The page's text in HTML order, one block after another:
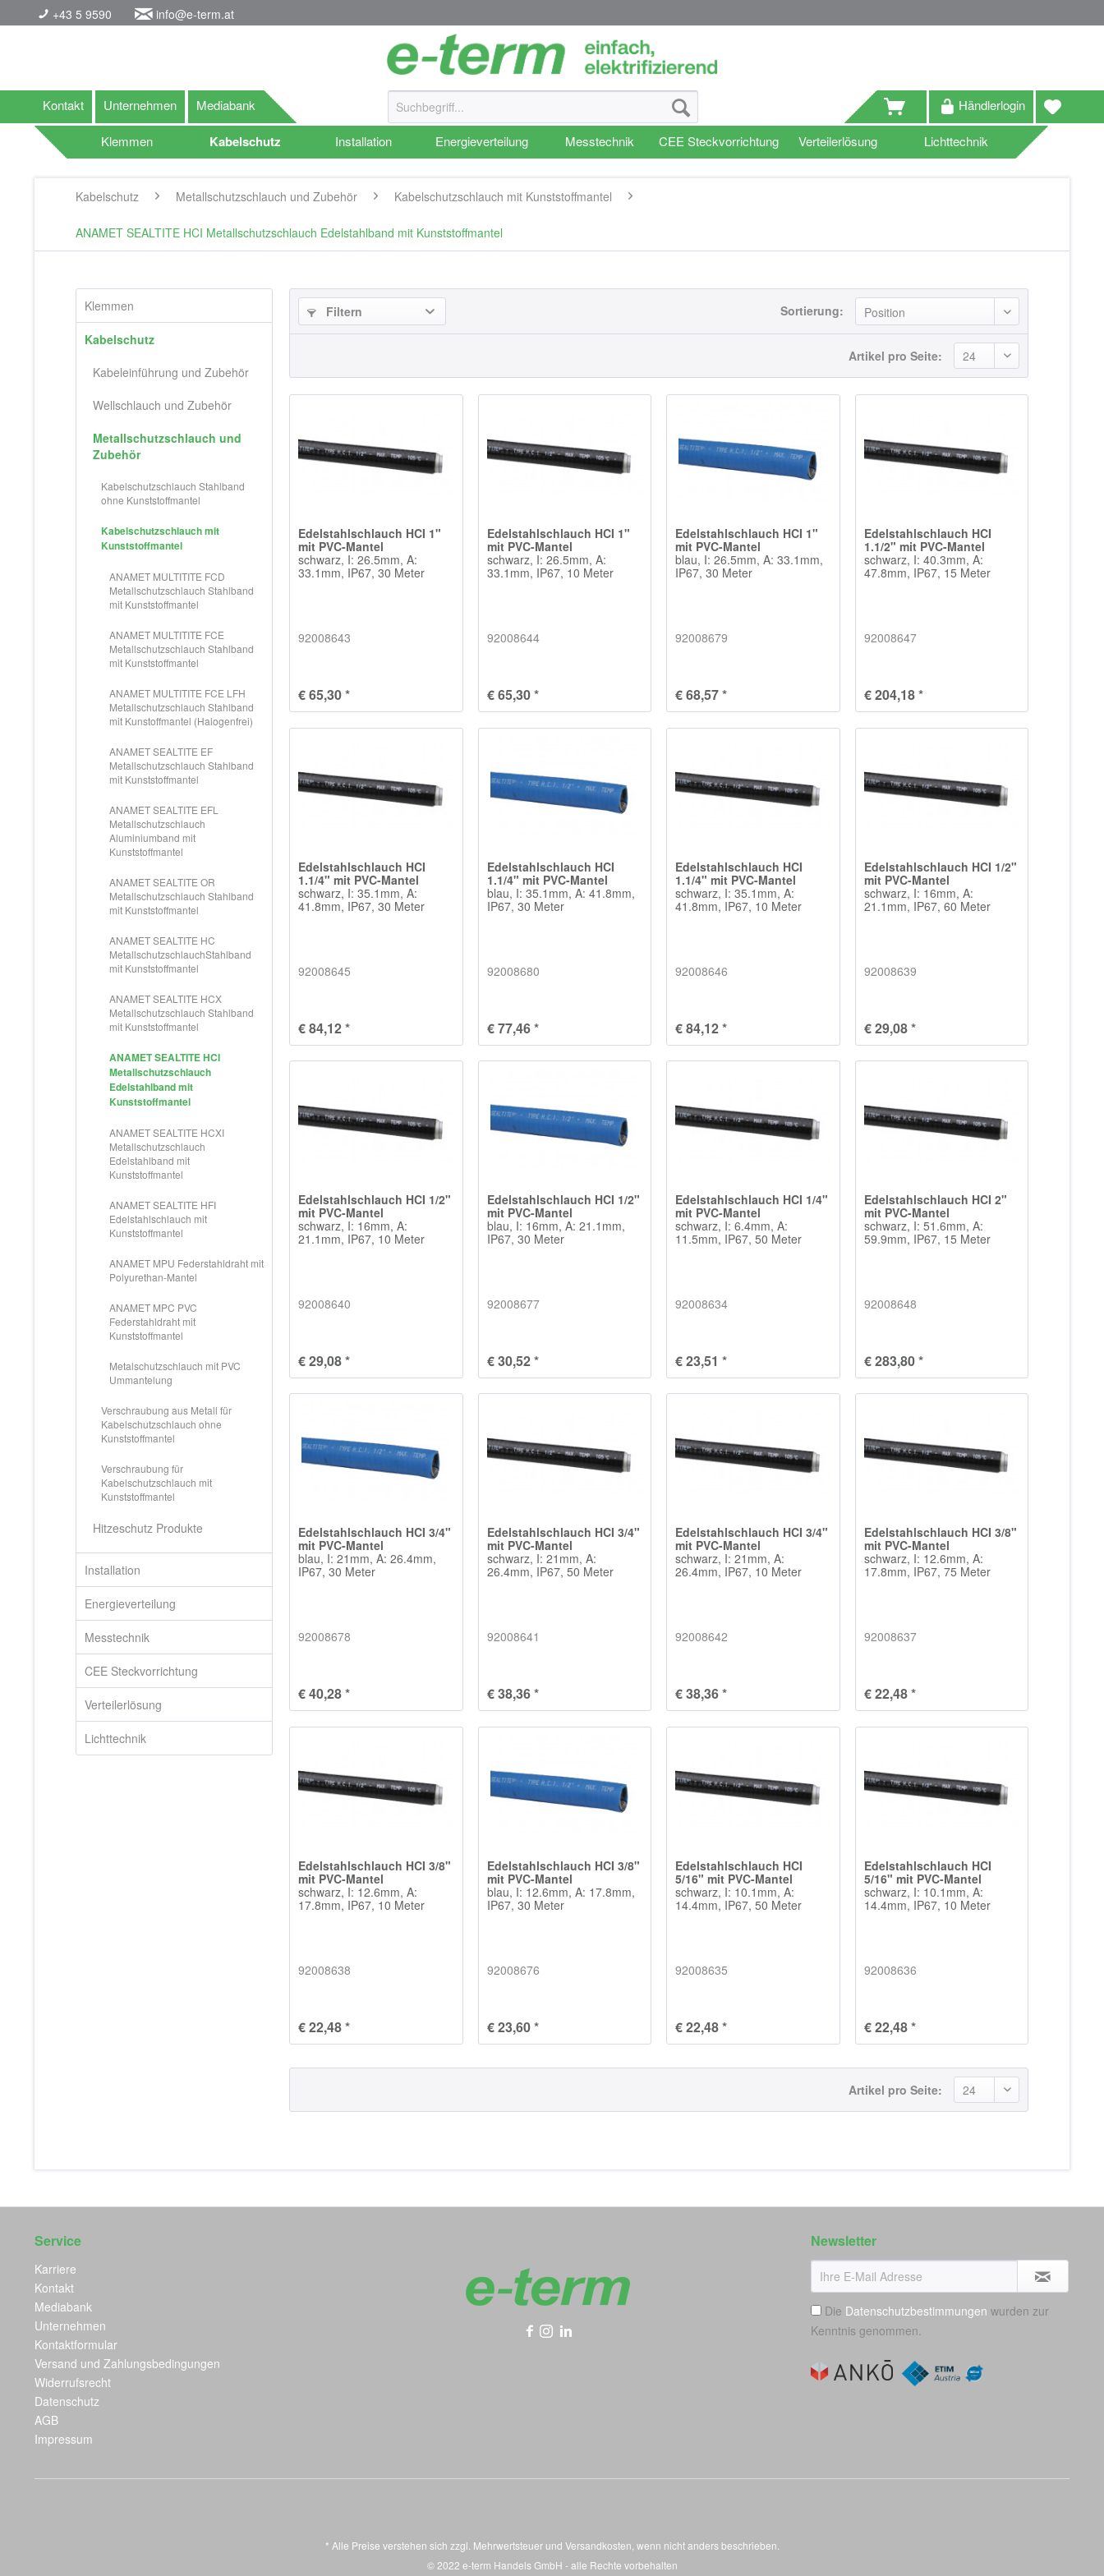
+43 5 9590 info@e-term.at
Kontakt Unternehmen Mediabank Händlerlogin
Klemmen Kabelschutz Installation Energieverteilung Messtechnik CEE Steckvorrichtung Verteilerlösung Lichttechnik
Kabelschutz Metallschutzschlauch und Zubehör Kabelschutzschlauch mit Kunststoffmantel
ANAMET SEALTITE HCI Metallschutzschlauch Edelstahlband mit Kunststoffmantel
Klemmen
Kabelschutz
Kabeleinführung und Zubehör
Wellschlauch und Zubehör
Metallschutzschlauch und
Zubehör
Kabelschutzschlauch Stahlband
ohne Kunststoffmantel
Kabelschutzschlauch mit
Kunststoffmantel
ANAMET MULTITITE FCD
Metallschutzschlauch Stahlband
mit Kunststoffmantel
ANAMET MULTITITE FCE
Metallschutzschlauch Stahlband
mit Kunststoffmantel
ANAMET MULTITITE FCE LFH
Metallschutzschlauch Stahlband
mit Kunstoffmantel (Halogenfrei)
ANAMET SEALTITE EF
Metallschutzschlauch Stahlband
mit Kunststoffmantel
ANAMET SEALTITE EFL
Metallschutzschlauch
Aluminiumband mit
Kunststoffmantel
ANAMET SEALTITE OR
Metallschutzschlauch Stahlband
mit Kunststoffmantel
ANAMET SEALTITE HC
MetallschutzschlauchStahlband
mit Kunststoffmantel
ANAMET SEALTITE HCX
Metallschutzschlauch Stahlband
mit Kunststoffmantel
ANAMET SEALTITE HCI
Metallschutzschlauch
Edelstahlband mit
Kunststoffmantel
ANAMET SEALTITE HCXI
Metallschutzschlauch
Edelstahlband mit
Kunststoffmantel
ANAMET SEALTITE HFI
Edelstahlschlauch mit
Kunststoffmantel
ANAMET MPU Federstahldraht mit
Polyurethan-Mantel
ANAMET MPC PVC
Federstahldraht mit
Kunststoffmantel
Metalschutzschlauch mit PVC
Ummantelung
Verschraubung aus Metall für
Kabelschutzschlauch ohne
Kunststoffmantel
Verschraubung für
Kabelschutzschlauch mit
Kunststoffmantel
Hitzeschutz Produkte
Installation
Energieverteilung
Messtechnik
CEE Steckvorrichtung
Verteilerlösung
Lichttechnik
Filtern Sortierung:
Artikel pro Seite:
Edelstahlschlauch HCI 1"
mit PVC-Mantel
schwarz, I: 26.5mm, A:
33.1mm, IP67, 30 Meter
92008643
€ 65,30 *
Edelstahlschlauch HCI 1"
mit PVC-Mantel
schwarz, I: 26.5mm, A:
33.1mm, IP67, 10 Meter
92008644
€ 65,30 *
Edelstahlschlauch HCI 1"
mit PVC-Mantel
blau, I: 26.5mm, A: 33.1mm,
IP67, 30 Meter
92008679
€ 68,57 *
Edelstahlschlauch HCI
1.1/2" mit PVC-Mantel
schwarz, I: 40.3mm, A:
47.8mm, IP67, 15 Meter
92008647
€ 204,18 *
Edelstahlschlauch HCI
1.1/4" mit PVC-Mantel
schwarz, I: 35.1mm, A:
41.8mm, IP67, 30 Meter
92008645
€ 84,12 *
Edelstahlschlauch HCI
1.1/4" mit PVC-Mantel
blau, I: 35.1mm, A: 41.8mm,
IP67, 30 Meter
92008680
€ 77,46 *
Edelstahlschlauch HCI
1.1/4" mit PVC-Mantel
schwarz, I: 35.1mm, A:
41.8mm, IP67, 10 Meter
92008646
€ 84,12 *
Edelstahlschlauch HCI 1/2"
mit PVC-Mantel
schwarz, I: 16mm, A:
21.1mm, IP67, 60 Meter
92008639
€ 29,08 *
Edelstahlschlauch HCI 1/2"
mit PVC-Mantel
schwarz, I: 16mm, A:
21.1mm, IP67, 10 Meter
92008640
€ 29,08 *
Edelstahlschlauch HCI 1/2"
mit PVC-Mantel
blau, I: 16mm, A: 21.1mm,
IP67, 30 Meter
92008677
€ 30,52 *
Edelstahlschlauch HCI 1/4"
mit PVC-Mantel
schwarz, I: 6.4mm, A:
11.5mm, IP67, 50 Meter
92008634
€ 23,51 *
Edelstahlschlauch HCI 2"
mit PVC-Mantel
schwarz, I: 51.6mm, A:
59.9mm, IP67, 15 Meter
92008648
€ 283,80 *
Edelstahlschlauch HCI 3/4"
mit PVC-Mantel
blau, I: 21mm, A: 26.4mm,
IP67, 30 Meter
92008678
€ 40,28 *
Edelstahlschlauch HCI 3/4"
mit PVC-Mantel
schwarz, I: 21mm, A:
26.4mm, IP67, 50 Meter
92008641
€ 38,36 *
Edelstahlschlauch HCI 3/4"
mit PVC-Mantel
schwarz, I: 21mm, A:
26.4mm, IP67, 10 Meter
92008642
€ 38,36 *
Edelstahlschlauch HCI 3/8"
mit PVC-Mantel
schwarz, I: 12.6mm, A:
17.8mm, IP67, 75 Meter
92008637
€ 22,48 *
Edelstahlschlauch HCI 3/8"
mit PVC-Mantel
schwarz, I: 12.6mm, A:
17.8mm, IP67, 10 Meter
92008638
€ 22,48 *
Edelstahlschlauch HCI 3/8"
mit PVC-Mantel
blau, I: 12.6mm, A: 17.8mm,
IP67, 30 Meter
92008676
€ 23,60 *
Edelstahlschlauch HCI
5/16" mit PVC-Mantel
schwarz, I: 10.1mm, A:
14.4mm, IP67, 50 Meter
92008635
€ 22,48 *
Edelstahlschlauch HCI
5/16" mit PVC-Mantel
schwarz, I: 10.1mm, A:
14.4mm, IP67, 10 Meter
92008636
€ 22,48 *
Artikel pro Seite:
Service
Karriere
Kontakt
Mediabank
Unternehmen
Kontaktformular
Versand und Zahlungsbedingungen
Widerrufsrecht
Datenschutz
AGB
Impressum
Newsletter
Die Datenschutzbestimmungen wurden zur
Kenntnis genommen.
* Alle Preise verstehen sich zzgl. Mehrwertsteuer und Versandkosten , wenn nicht anders beschrieben.
© 2022 e-term Handels GmbH - alle Rechte vorbehalten